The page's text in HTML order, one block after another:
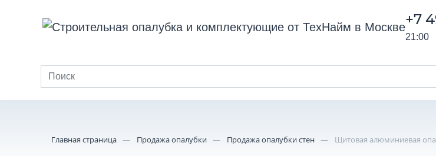
+7
21:00
Каталог
Главная страница — Продажа опалубки — Продажа опалубки стен — Щитовая алюминиевая